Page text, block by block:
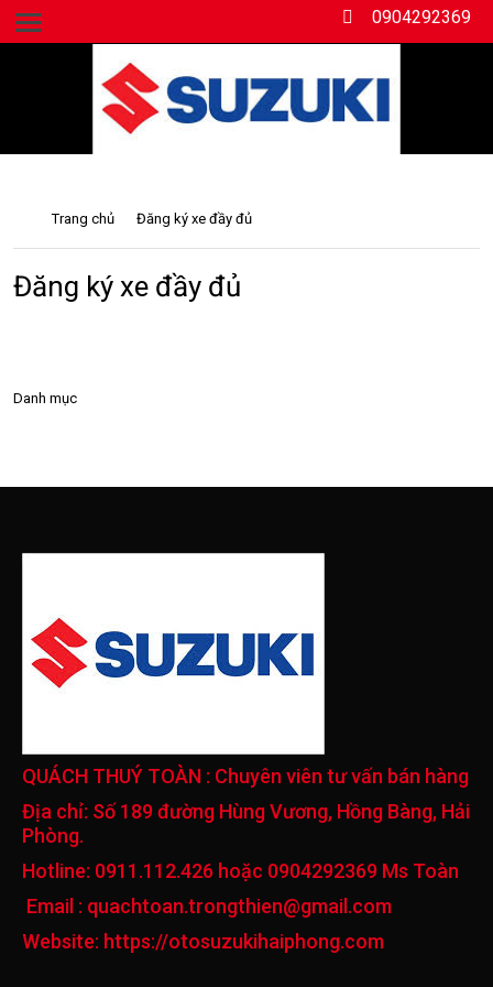
0904292369
Số 189 đường Hùng Vương, Hồng Bàng, Hải Phòng.
Trang chủ Đăng ký xe đầy đủ
Đăng ký xe đầy đủ
Danh mục
QUÁCH THUÝ TOÀN : Chuyên viên tư vấn bán hàng
Địa chỉ: Số 189 đường Hùng Vương, Hồng Bàng, Hải
Phòng.
Hotline: 0911.112.426 hoặc 0904292369 Ms Toàn
Email : quachtoan.trongthien@gmail.com
Website: https://otosuzukihaiphong.com